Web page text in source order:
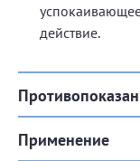
действие.
Применение